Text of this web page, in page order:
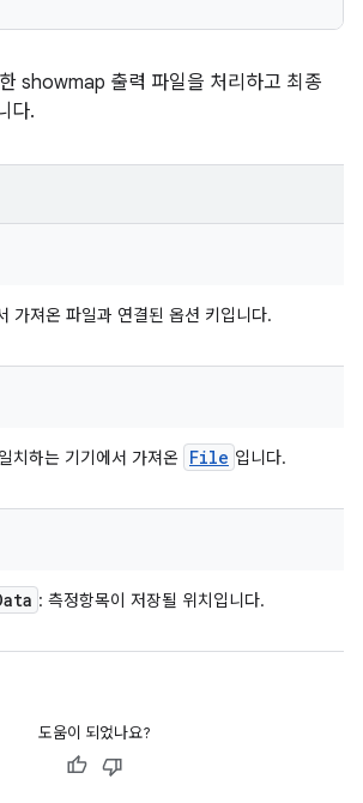
showmap 출력 파일을 처리하고 최종
다.
가져온 파일과 연결된 옵션 키입니다.
치하는 기기에서 가져온 File 입니다.
: 측정항목이 저장될 위치입니다.
도움이 되었나요?